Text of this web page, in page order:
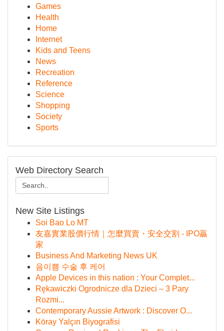
Games
Health
Home
Internet
Kids and Teens
News
Recreation
Reference
Science
Shopping
Society
Sports
Web Directory Search
New Site Listings
Soi Bao Lo MT
友嘉實業股價行情｜怎麼買賣・安全交割 - IPO贏
家
Business And Marketing News UK
음이쁨 수술 후 케어
Apple Devices in this nation : Your Complet...
Rękawiczki Ogrodnicze dla Dzieci – 3 Pary
Rozmi...
Contemporary Aussie Artwork : Discover O...
Köray Yalçın Biyografisi